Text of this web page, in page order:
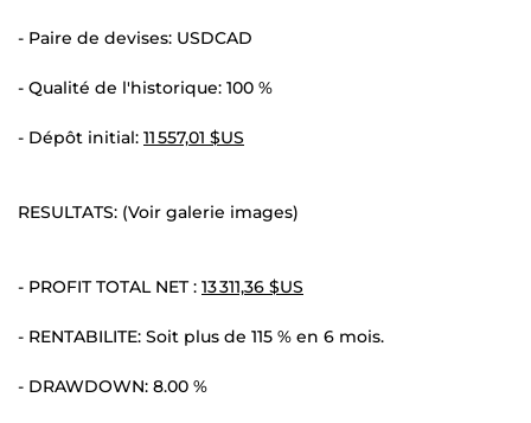
- Paire de devises: USDCAD
- Qualité de l'historique: 100 %
- Dépôt initial: 11 557,01 $US
RESULTATS: (Voir galerie images)
- PROFIT TOTAL NET : 13 311,36 $US
- RENTABILITE: Soit plus de 115 % en 6 mois.
- DRAWDOWN: 8.00 %